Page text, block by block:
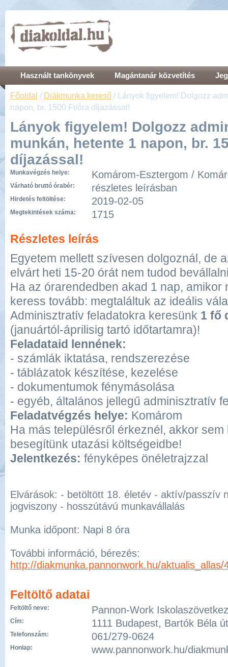
Használt tankönyvek Magántanár közvetítés
Főoldal / Diákmunka kereső / Lányok figyelem! Dolgozz
napon, br. 1500 Ft/óra díjazással!
Lányok figyelem! Dolgozz
munkán, hetente 1 napon, br.
díjazással!
Munkavégzés helye: Komárom-Esztergom /
Várható bruttó órabér: részletes leírásban
Hirdetés feltöltése: 2019-02-05
Megtekintések száma: 1715
Részletes leírás
Egyetem mellett szívesen dolgoznál, de
elvárt heti 15-20 órát nem tudod
Ha az órarendedben akad 1 nap, amikor
keress tovább: megtaláltuk az ideális
Adminisztratív feladatokra keresünk 1 fő
(januártól-áprilisig tartó időtartamra)!
Feladataid lennének:
- számlák iktatása, rendszerezése
- táblázatok készítése, kezelése
- dokumentumok fénymásolása
- egyéb, általános jellegű adminisztratív
Feladatvégzés helye: Komárom
Ha más településről érkeznél, akkor
besegítünk utazási költségeidbe!
Jelentkezés: fényképes önéletrajzzal
Elvárások: - betöltött 18. életév - aktív/passzív
jogviszony - hosszútávú munkavállalás
Munka időpont: Napi 8 óra
További információ, bérezés:
http://diakmunka.pannonwork.hu/aktualis_allas/
Feltöltő adatai
Feltöltő neve: Pannon-Work
Cím: 1111 Budapest, Bartók Béla
Telefonszám: 061/279-0624
Honlap: www.pannonwork.hu/